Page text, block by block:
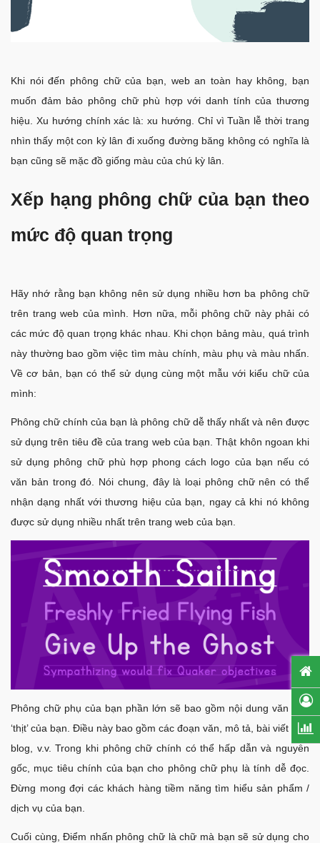
Khi nói đến phông chữ của bạn, web an toàn hay không, bạn
muốn đảm bảo phông chữ phù hợp với danh tính của thương
hiệu. Xu hướng chính xác là: xu hướng. Chỉ vì Tuần lễ thời trang
nhìn thấy một con kỳ lân đi xuống đường băng không có nghĩa là
bạn cũng sẽ mặc đồ giống màu của chú kỳ lân.
Xếp hạng phông chữ của bạn theo
mức độ quan trọng
Hãy nhớ rằng bạn không nên sử dụng nhiều hơn ba phông chữ
trên trang web của mình. Hơn nữa, mỗi phông chữ này phải có
các mức độ quan trọng khác nhau. Khi chọn bảng màu, quá trình
này thường bao gồm việc tìm màu chính, màu phụ và màu nhấn.
Về cơ bản, bạn có thể sử dụng cùng một mẫu với kiểu chữ của
mình:
Phông chữ chính của bạn là phông chữ dễ thấy nhất và nên được
sử dụng trên tiêu đề của trang web của bạn. Thật khôn ngoan khi
sử dụng phông chữ phù hợp phong cách logo của bạn nếu có
văn bản trong đó. Nói chung, đây là loại phông chữ nên có thể
nhận dạng nhất với thương hiệu của bạn, ngay cả khi nó không
được sử dụng nhiều nhất trên trang web của bạn.
Phông chữ phụ của bạn phần lớn sẽ bao gồm nội dung văn bản
‘thịt’ của bạn. Điều này bao gồm các đoạn văn, mô tả, bài viết trên
blog, v.v. Trong khi phông chữ chính có thể hấp dẫn và nguyên
gốc, mục tiêu chính của bạn cho phông chữ phụ là tính dễ đọc.
Đừng mong đợi các khách hàng tiềm năng tìm hiểu sản phẩm /
dịch vụ của bạn.
Cuối cùng, Điểm nhấn phông chữ là chữ mà bạn sẽ sử dụng cho